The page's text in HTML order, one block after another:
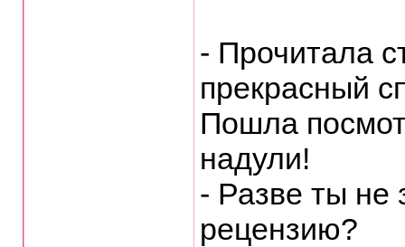
- Прочитала
прекрасный
Пошла
надули!
- Разве ты не
рецензию?